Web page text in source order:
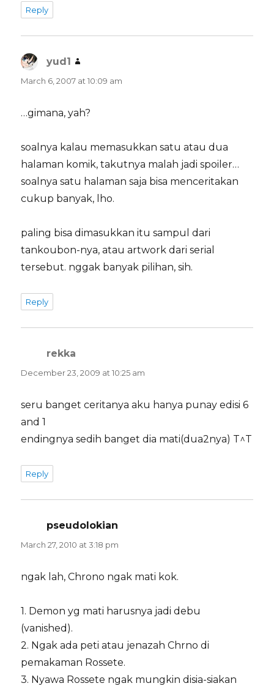
Reply
yud1
March 6, 2007 at 10:09 am
…gimana, yah?
soalnya kalau memasukkan satu atau dua
halaman komik, takutnya malah jadi spoiler…
soalnya satu halaman saja bisa menceritakan
cukup banyak, lho.
paling bisa dimasukkan itu sampul dari
tankoubon-nya, atau artwork dari serial
tersebut. nggak banyak pilihan, sih.
Reply
rekka
December 23, 2009 at 10:25 am
seru banget ceritanya aku hanya punay edisi 6
and 1
endingnya sedih banget dia mati(dua2nya) T^T
Reply
pseudolokian
March 27, 2010 at 3:18 pm
ngak lah, Chrono ngak mati kok.
1. Demon yg mati harusnya jadi debu
(vanished).
2. Ngak ada peti atau jenazah Chrno di
pemakaman Rossete.
3. Nyawa Rossete ngak mungkin disia-siakan